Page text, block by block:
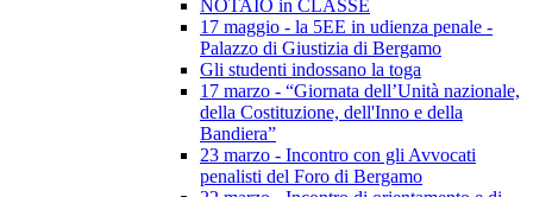
NOTAIO in CLASSE
17 maggio - la 5EE in udienza penale -
Palazzo di Giustizia di Bergamo
Gli studenti indossano la toga
17 marzo - “Giornata dell’Unità nazionale,
della Costituzione, dell'Inno e della
Bandiera”
23 marzo - Incontro con gli Avvocati
penalisti del Foro di Bergamo